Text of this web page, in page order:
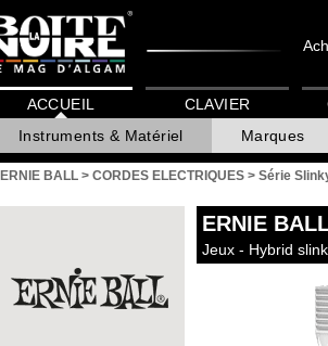
ACCUEIL
Instruments & Matériel
Marques
CLAVIER
ERNIE BALL > CORDES ELECTRIQUES > Série
ERNIE
Jeux - Hybrid